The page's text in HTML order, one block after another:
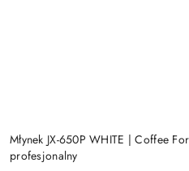
Młynek JX-650P WHITE | Coffee
profesjonalny